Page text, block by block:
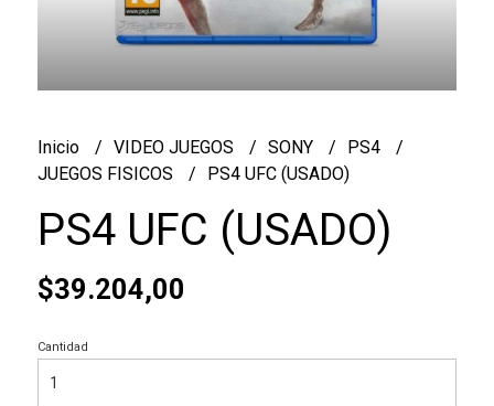
Inicio VIDEO JUEGOS SONY
PS4
JUEGOS FISICOS
PS4 UFC (USADO)
PS4 UFC (USADO)
$39.204,00
Cantidad